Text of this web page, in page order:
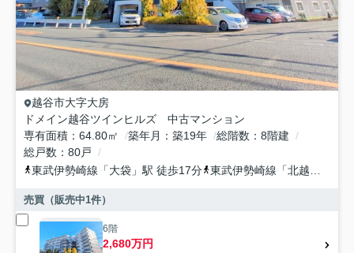
越谷市大字大房
ドメイン越谷ツインヒルズ 中古マンション
専有面積
64.80㎡ 築年月 築19年 総階数
8階建
総戸数
80戸
東武伊勢崎線 「大袋 」駅 徒歩17分 東武伊勢崎線 「北越谷
売買（販売中1件）
6階
2,680万円